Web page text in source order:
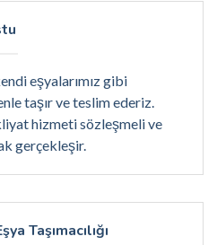
eşyalarımız gibi
taşır ve teslim ederiz.
hizmeti sözleşmeli ve
gerçekleşir.
Taşımacılığı